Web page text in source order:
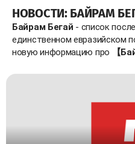
НОВОСТИ: БАЙРАМ
Байрам Бегай - список
единственном евразийском
новую информацию про
【